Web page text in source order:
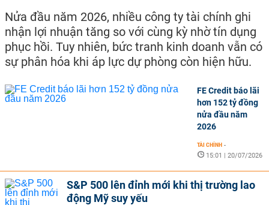
Nửa đầu năm 2026, nhiều công ty tài chính ghi
nhận lợi nhuận tăng so với cùng kỳ nhờ tín dụng
phục hồi. Tuy nhiên, bức tranh kinh doanh vẫn có
sự phân hóa khi áp lực dự phòng còn hiện hữu.
FE Credit báo lãi
hơn 152 tỷ đồng
nửa đầu năm
2026
TÀI CHÍNH -
15:01 | 20/07/2026
S&P 500 lên đỉnh mới khi thị trường lao
động Mỹ suy yếu